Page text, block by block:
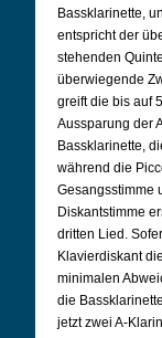
Bassklarinette,
entspricht der
stehenden
überwiegende
greift die bis auf
Aussparung der
Bassklarinette,
während die
Gesangsstimme
Diskantstimme
dritten Lied.
Klavierdiskant
minimalen
die
jetzt zwei A-